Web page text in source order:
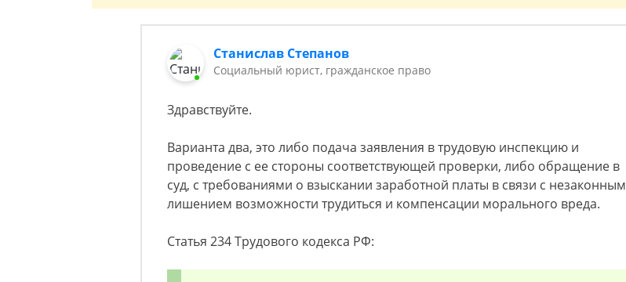
Станислав Степанов
Социальный юрист, гражданское право
Здравствуйте.
Варианта два, это либо подача заявления в трудовую инспекцию и
проведение с ее стороны соответствующей проверки, либо обращение в
суд, с требованиями о взыскании заработной платы в связи с незаконным
лишением возможности трудиться и компенсации морального вреда.
Статья 234 Трудового кодекса РФ: